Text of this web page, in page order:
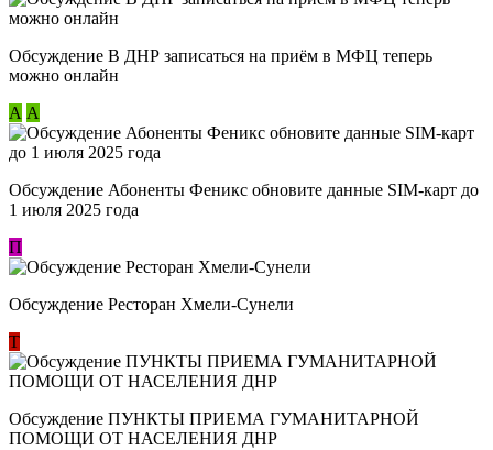
Обсуждение В ДНР записаться на приём в МФЦ теперь
можно онлайн
А А
Обсуждение Абоненты Феникс обновите данные SIM-карт до
1 июля 2025 года
П
Обсуждение Ресторан Хмели-Сунели
Т
Обсуждение ​ПУНКТЫ ПРИЕМА ГУМАНИТАРНОЙ
ПОМОЩИ ОТ НАСЕЛЕНИЯ ДНР